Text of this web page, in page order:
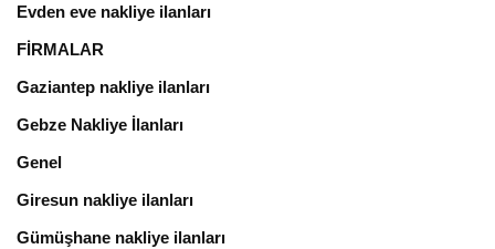
Evden eve nakliye ilanları
FİRMALAR
Gaziantep nakliye ilanları
Gebze Nakliye İlanları
Genel
Giresun nakliye ilanları
Gümüşhane nakliye ilanları